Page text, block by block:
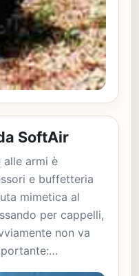
SoftAir
armi è
e buffetteria
mimetica al
per cappelli,
non va